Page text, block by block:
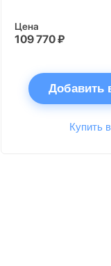
Цена
109 770 ₽
Добавить
Купить